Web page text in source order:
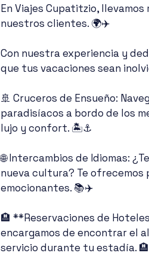
En Viajes Cupatitzio,
nuestros clientes. 🌍✈️
Con nuestra experiencia y
que tus vacaciones sean
🚢 Cruceros de Ensueño:
paradisíacos a bordo de los
lujo y confort. 🏝️⚓
🌐 Intercambios de Idiomas:
nueva cultura? Te ofrecemos
emocionantes. 📚✈️
🏨 **Reservaciones de
encargamos de encontrar el
servicio durante tu estadía.